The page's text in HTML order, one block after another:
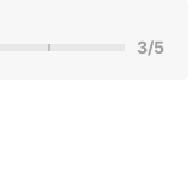
3/5